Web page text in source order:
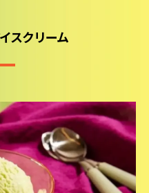
スクリーム